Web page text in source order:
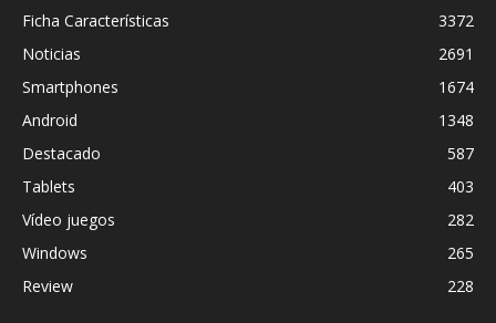
Ficha Características
3372
Noticias
2691
Smartphones
1674
Android
1348
Destacado
587
Tablets
403
Vídeo juegos
282
Windows
265
Review
228